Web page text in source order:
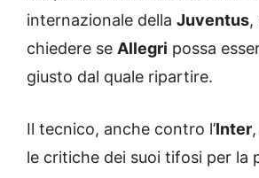
internazionale della Juventus,
chiedere se Allegri possa
giusto dal quale ripartire.
Il tecnico, anche contro l’Inter
le critiche dei suoi tifosi per la